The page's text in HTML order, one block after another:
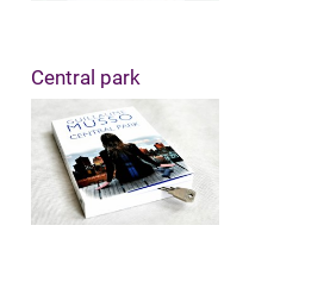
Central park